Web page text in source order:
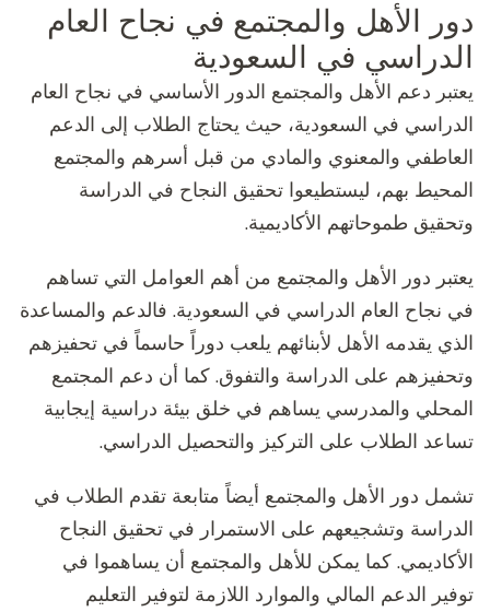
دور الأهل والمجتمع في نجاح العام
الدراسي في السعودية
يعتبر دعم الأهل والمجتمع الدور الأساسي في نجاح العام
الدراسي في السعودية، حيث يحتاج الطلاب إلى الدعم
العاطفي والمعنوي والمادي من قبل أسرهم والمجتمع
المحيط بهم، ليستطيعوا تحقيق النجاح في الدراسة
وتحقيق طموحاتهم الأكاديمية.
يعتبر دور الأهل والمجتمع من أهم العوامل التي تساهم
في نجاح العام الدراسي في السعودية. فالدعم والمساعدة
الذي يقدمه الأهل لأبنائهم يلعب دوراً حاسماً في تحفيزهم
وتحفيزهم على الدراسة والتفوق. كما أن دعم المجتمع
المحلي والمدرسي يساهم في خلق بيئة دراسية إيجابية
تساعد الطلاب على التركيز والتحصيل الدراسي.
تشمل دور الأهل والمجتمع أيضاً متابعة تقدم الطلاب في
الدراسة وتشجيعهم على الاستمرار في تحقيق النجاح
الأكاديمي. كما يمكن للأهل والمجتمع أن يساهموا في
توفير الدعم المالي والموارد اللازمة لتوفير التعليم